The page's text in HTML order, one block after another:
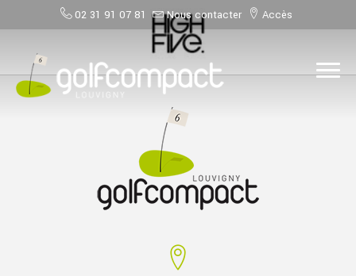
02 31 91 07 81 Nous contacter Accès